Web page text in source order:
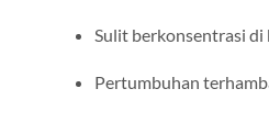
Sulit berkonsentrasi di
Pertumbuhan